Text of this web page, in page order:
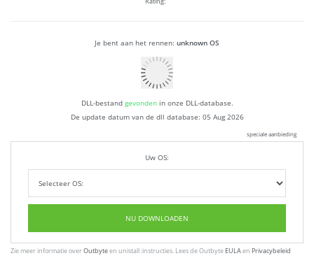
Je bent aan het rennen: unknown OS
DLL-bestand gevondenin onze DLL-database.
De update datum van de dll database: 05 Aug 2026
speciale aanbieding
Uw OS:
NU DOWNLOADEN
Zie meer informatie overOutbyteen unistall :instructies. Lees de Outbyte EULAen Privacybeleid